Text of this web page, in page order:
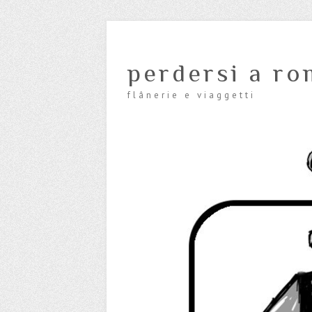
perdersi a
flânerie e viaggetti